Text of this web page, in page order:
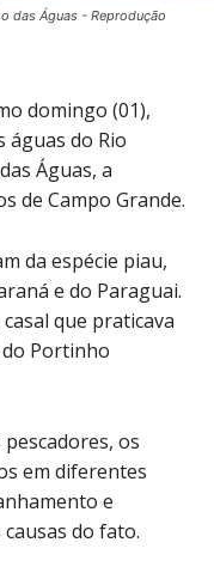
das Águas - Reprodução
domingo (01),
águas do Rio
Águas, a
de Campo Grande.
da espécie piau,
e do Paraguai.
que praticava
Portinho
os
em diferentes
e
do fato.